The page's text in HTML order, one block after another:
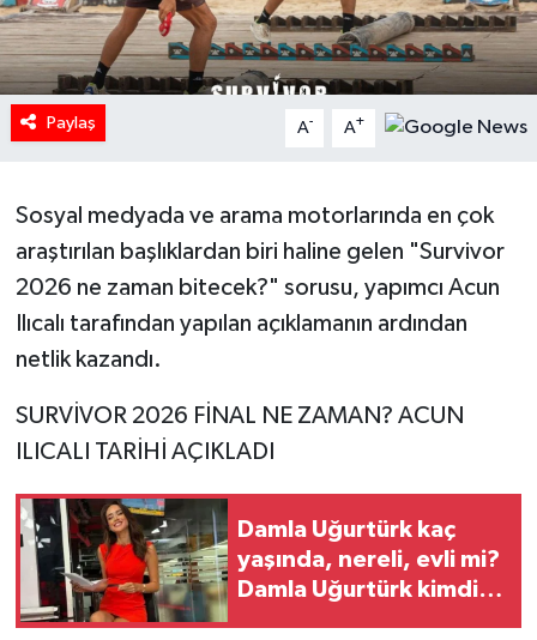
Paylaş A- A+
Sosyal medyada ve arama motorlarında en çok
araştırılan başlıklardan biri haline gelen "Survivor
2026 ne zaman bitecek?" sorusu, yapımcı Acun
Ilıcalı tarafından yapılan açıklamanın ardından
netlik kazandı.
SURVİVOR 2026 FİNAL NE ZAMAN? ACUN
ILICALI TARİHİ AÇIKLADI
Damla Uğurtürk kaç
yaşında, nereli, evli mi?
Damla Uğurtürk kimdir,
POLİTİKA
RESMİ İLANLAR
Tarihi Yapılarımız
Teknoloji
Türkiye
İletişim
Künye